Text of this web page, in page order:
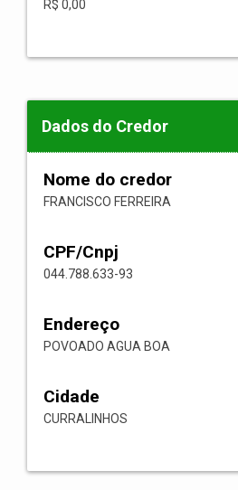
R$ 0,00
Dados do Credor
Nome do credor
FRANCISCO FERREIRA
CPF/Cnpj
044.788.633-93
Endereço
POVOADO AGUA BOA
Cidade
CURRALINHOS